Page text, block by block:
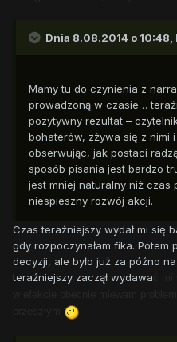
Dnia 8.08.2014 o 10:48,
Mamy tu do czynienia z
prowadzoną w czasie…
pozytywny rezultat –
bohaterów, zżywa się z nimi i
obserwując, jak postaci
sposób pisania jest bardzo
jest mniej naturalny niż czas
niespieszny rozwój akcji.
Czas teraźniejszy wydał mi się
gdy rozpoczynałam fika. Potem
decyzji, ale było już za późno
teraźniejszy zaczął wydawa